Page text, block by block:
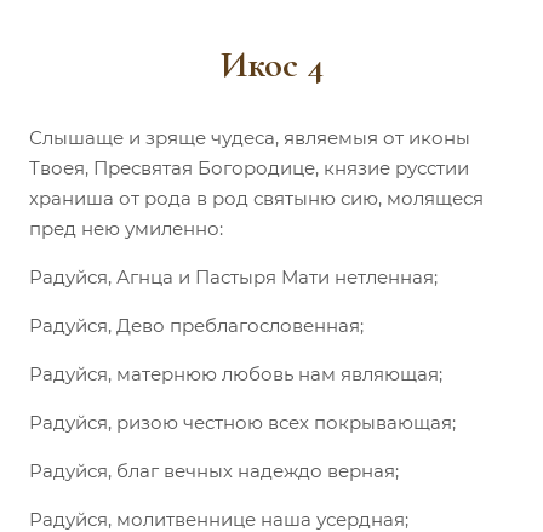
Икос 4
Слышаще и зряще чудеса, являемыя от иконы
Твоея, Пресвятая Богородице, князие русстии
храниша от рода в род святыню сию, молящеся
пред нею умиленно:
Радуйся, Агнца и Пастыря Мати нетленная;
Радуйся, Дево преблагословенная;
Радуйся, матернюю любовь нам являющая;
Радуйся, ризою честною всех покрывающая;
Радуйся, благ вечных надеждо верная;
Радуйся, молитвеннице наша усердная;